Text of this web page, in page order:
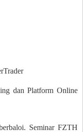
dan Platform Online
Seminar FZTH